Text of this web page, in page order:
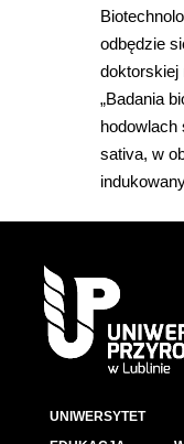
odbędzie
doktorskiej
„Badania
hodowlach
sativa, w
UNIWERSYTET